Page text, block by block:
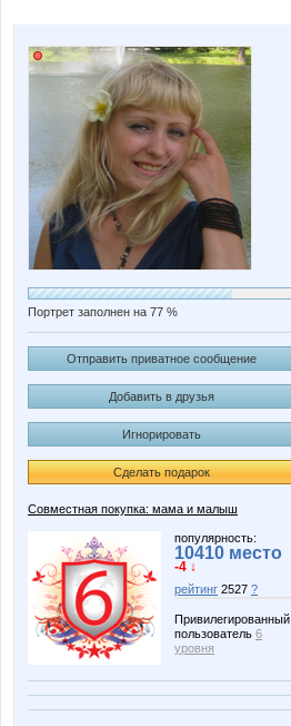
Портрет заполнен на 77 %
Отправить приватное сообщение
Добавить в друзья
Игнорировать
Сделать подарок
Совместная покупка: мама и малыш
популярность:
10410 место
-4 ↓
рейтинг 2527 ?
Привилегированный
пользователь 6
уровня